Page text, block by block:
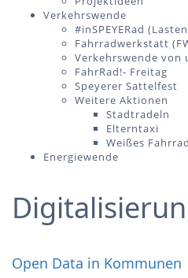
Verkehrswende
#inSPEYERad
Fahrradwerkstatt
Verkehrswende von
FahrRad!- Freitag
Speyerer Sattelfest
Weitere Aktionen
Stadtradeln
Elterntaxi
Weißes Fahrrad
Energiewende
Open Data in Kommunen